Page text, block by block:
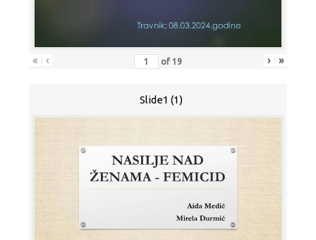
« ‹ of 19 › »
Slide1 (1)